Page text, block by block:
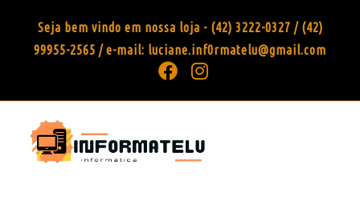
Seja bem vindo em nossa loja - (42) 3222-0327 / (42)
99955-2565 / e-mail: luciane.inf0rmatelu@gmail.com